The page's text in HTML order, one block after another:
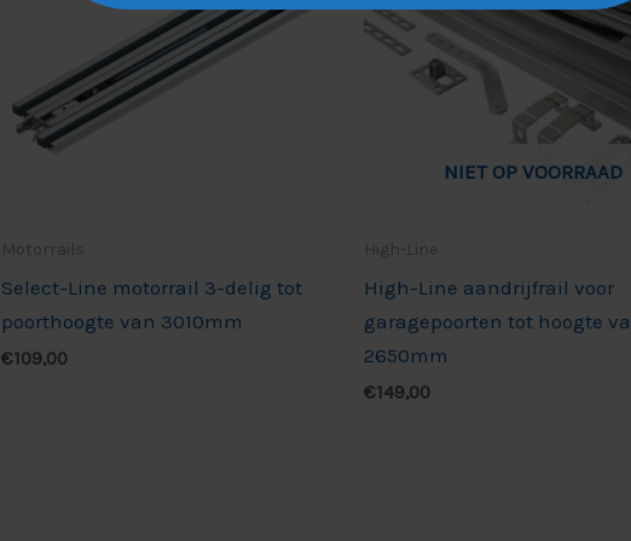
Motorrails
Select-Line motorrail 3-delig tot
poorthoogte van 3010mm
€109,00
NIET OP VOORRAAD
High-Line
High-Line aandrijfrail voor
garagepoorten tot hoogte
2650mm
€149,00